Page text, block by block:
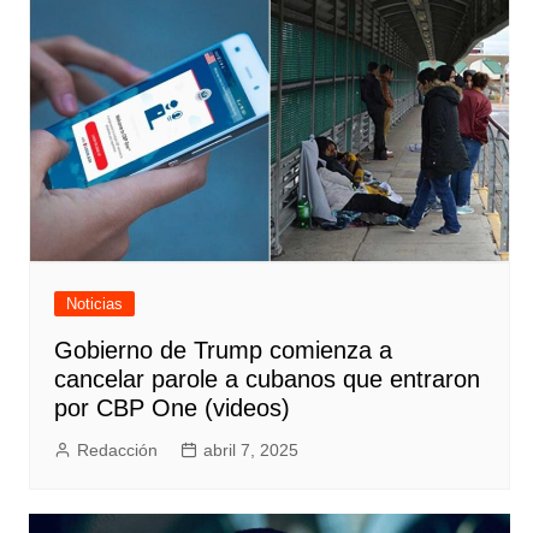
Noticias
Gobierno de Trump comienza a
cancelar parole a cubanos que entraron
por CBP One (videos)
Redacción abril 7, 2025